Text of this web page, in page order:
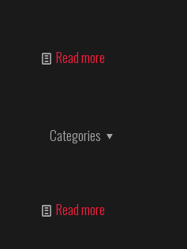
Read more
Categories
Read more